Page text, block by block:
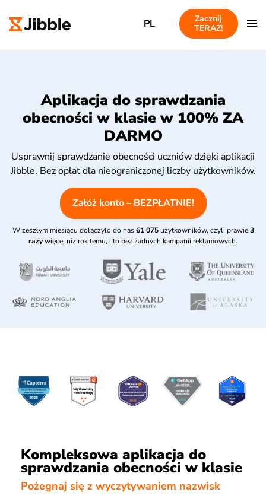
PL
Zacznij
TERAZ!
Aplikacja do sprawdzania
obecności w klasie w 100% ZA
DARMO
Usprawnij sprawdzanie obecności uczniów dzięki aplikacji
Jibble. Bez opłat dla nieograniczonej liczby użytkowników.
Załóż konto – BEZPŁATNIE!
W zeszłym miesiącu dołączyło do nas 61 075 użytkowników, czyli prawie 3
razywięcej niż rok temu, i to bez żadnych kampanii reklamowych.
Kompleksowa aplikacja do
sprawdzania obecności w klasie
Pożegnaj się z wyczytywaniem nazwisk